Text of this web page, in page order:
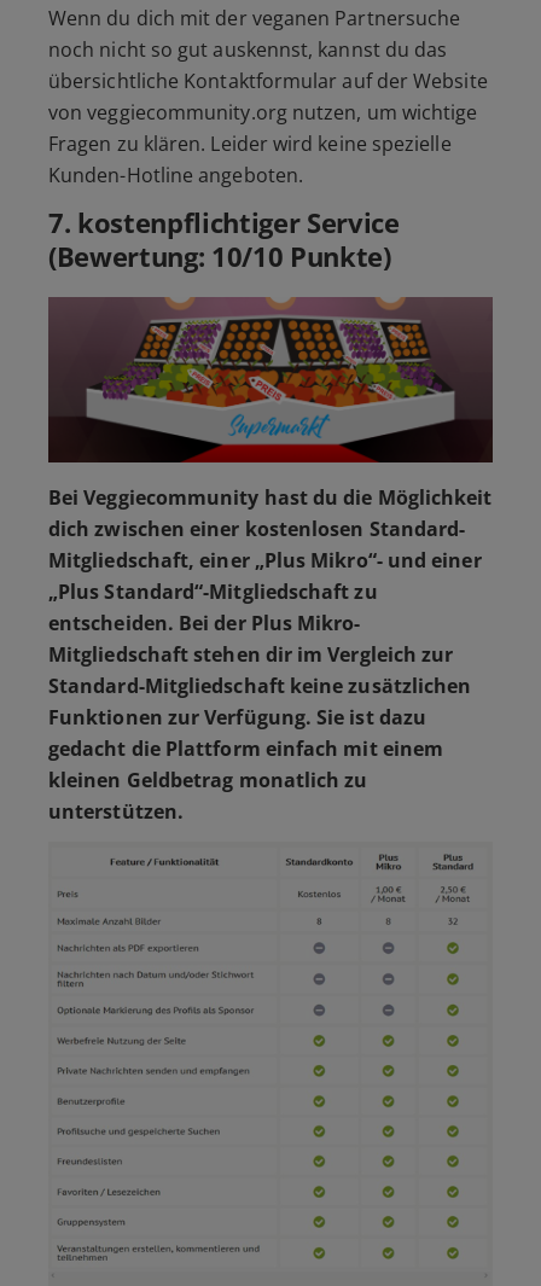
Wenn du dich mit der veganen Partnersuche
noch nicht so gut auskennst, kannst du das
übersichtliche Kontaktformular auf der Website
von veggiecommunity.org nutzen, um wichtige
Fragen zu klären. Leider wird keine spezielle
Kunden-Hotline angeboten.
7. kostenpflichtiger Service
(Bewertung: 10/10 Punkte)
Bei Veggiecommunity hast du die Möglichkeit
dich zwischen einer kostenlosen Standard-
Mitgliedschaft, einer „Plus Mikro“- und einer
„Plus Standard“-Mitgliedschaft zu
entscheiden. Bei der Plus Mikro-
Mitgliedschaft stehen dir im Vergleich zur
Standard-Mitgliedschaft keine zusätzlichen
Funktionen zur Verfügung. Sie ist dazu
gedacht die Plattform einfach mit einem
kleinen Geldbetrag monatlich zu
unterstützen.